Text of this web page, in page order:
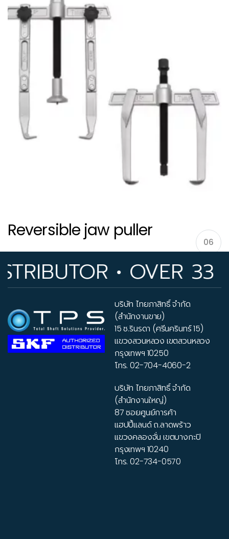
Reversible jaw puller
06
Reversible jaw puller • OVER 33
บริษัท ไทยภาสิทธิ์ จำกัด
(สำนักงานขาย)
15 ซ.รินรดา (ศรีนครินทร์ 15)
แขวงสวนหลวง เขตสวนหลวง
กรุงเทพฯ 10250
โทร.02-704-4060-2
บริษัท ไทยภาสิทธิ์ จำกัด
(สำนักงานใหญ่)
87 ซอยศูนย์การค้า
แฮปปี้แลนด์ ถ.ลาดพร้าว
แขวงคลองจั่น เขตบางกะปิ
กรุงเทพฯ 10240
โทร.02-734-0570